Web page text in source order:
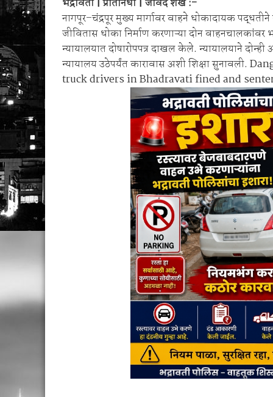
बेड्या ठोकल्या
सिंदेवाही पोलिसांची धडक कारवाई; २५ अल्पवयीन
नागपूर–चंद्रपूर मुख्य मार्गावर वाहने धोकादायक
जीवितास धोका निर्माण करणाऱ्या दोन वाहनचालकांवर
न्यायालयात दोषारोपपत्र दाखल केले. न्यायालयाने
न्यायालय उठेपर्यंत कारावास अशी शिक्षा सुनावली.
truck drivers in Bhadravati fined and